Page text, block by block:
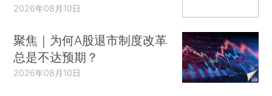
2026年08月10日
聚焦｜为何A股退市制度改革
总是不达预期？
2026年08月10日